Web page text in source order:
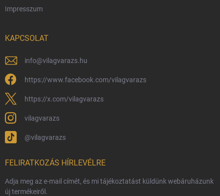
Hűségprogram
Általános Szerződési Feltételek
Adatvédelmi feltételek
Védjegyek és szerzői jogok
Fémjelzés és nemesfém-tájékoztató
Impresszum
KAPCSOLAT
info@vilagvarazs.hu
https://www.facebook.com/vilagvarazs
https://x.com/vilagvarazs
vilagvarazs
@vilagvarazs
FELIRATKOZÁS HÍRLEVÉLRE
Adja meg az e-mail címét, és mi tájékoztatást küldünk webáruházunk
új termékeiről.